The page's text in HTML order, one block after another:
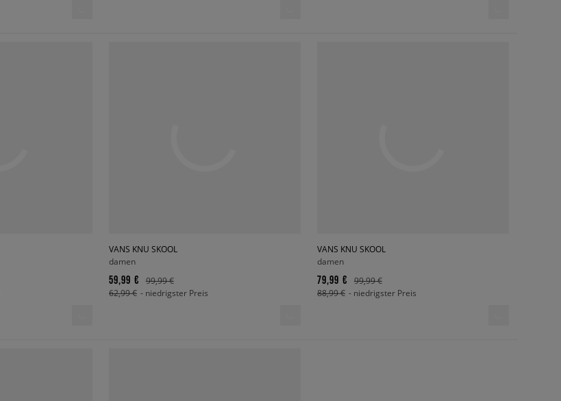
VANS KNU SKOOL
damen
59,99 €
99,99 €
62,99 € - niedrigster Preis
VANS KNU SKOOL
damen
79,99 €
99,99 €
88,99 € - niedrigster Preis